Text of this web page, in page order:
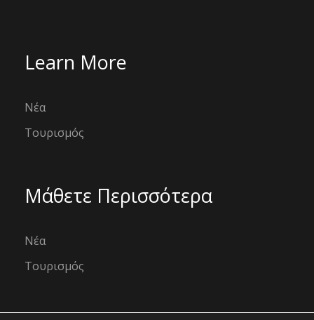
Learn More
Νέα
Τουρισμός
Μάθετε Περισσότερα
Νέα
Τουρισμός